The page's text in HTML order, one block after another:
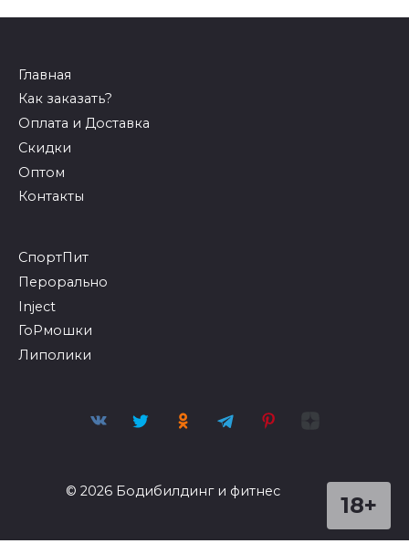
Главная
Как заказать?
Оплата и Доставка
Скидки
Оптом
Контакты
СпортПит
Перорально
Inject
ГоРмошки
Липолики
18+
© 2026 Бодибилдинг и фитнес